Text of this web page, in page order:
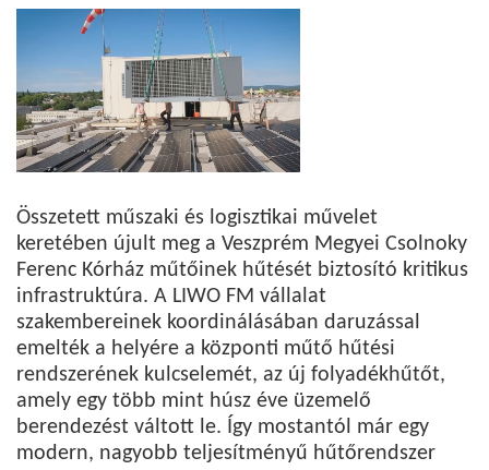
Összetett műszaki és logisztikai művelet
keretében újult meg a Veszprém Megyei Csolnoky
Ferenc Kórház műtőinek hűtését biztosító kritikus
infrastruktúra. A LIWO FM vállalat
szakembereinek koordinálásában daruzással
emelték a helyére a központi műtő hűtési
rendszerének kulcselemét, az új folyadékhűtőt,
amely egy több mint húsz éve üzemelő
berendezést váltott le. Így mostantól már egy
modern, nagyobb teljesítményű hűtőrendszer